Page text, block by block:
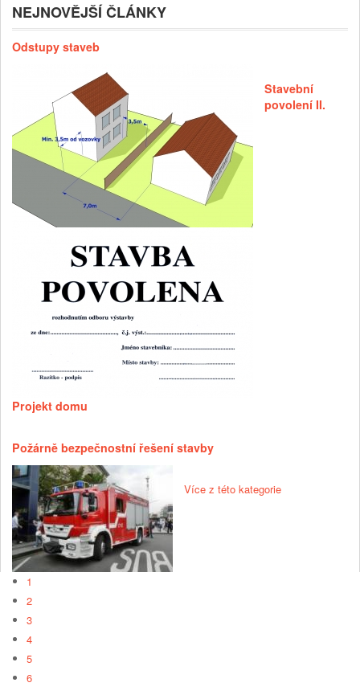
NEJNOVĚJŠÍ ČLÁNKY
Odstupy staveb
Stavební
povolení II.
Projekt domu
Požárně bezpečnostní řešení stavby
Více z této kategorie
1
2
3
4
5
6